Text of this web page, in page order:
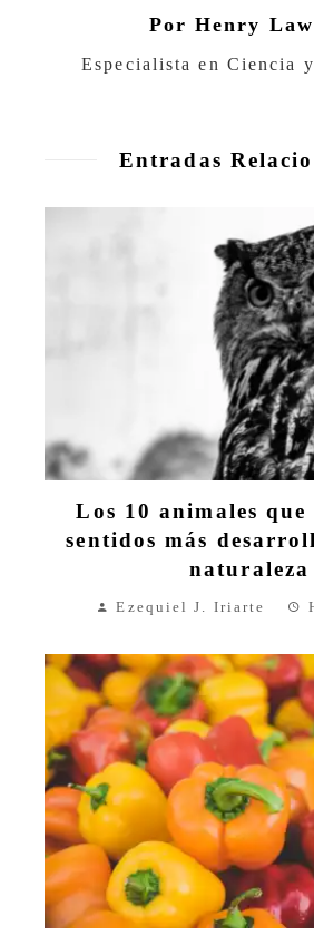
Por Henry
Especialista en Ciencia
Entradas
Los 10 animales que
sentidos más
naturaleza
Ezequiel J. Iriarte